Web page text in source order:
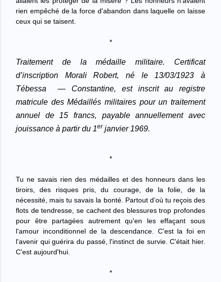
rien empêché de la force d'abandon dans laquelle on laisse
ceux qui se taisent.
*
Traitement de la médaille militaire. Certificat
d’inscription
Morali Robert, né le 13/03/1923 à
Tébessa
— Constantine, est inscrit au registre
matricule des Médaillés militaires pour un traitement
annuel de 15 francs, payable annuellement avec
jouissance à partir du 1er janvier 1969.
*
Tu ne savais rien des médailles et des honneurs dans les
tiroirs, des risques pris, du courage, de la folie, de la
nécessité, mais tu savais la bonté. Partout d’où tu reçois des
flots de tendresse, se cachent des blessures trop profondes
pour être partagées autrement qu'en les effaçant sous
l'amour inconditionnel de la descendance. C'est la foi en
l'avenir qui guérira du passé, l'instinct de survie. C'était hier.
C'est aujourd'hui.
*